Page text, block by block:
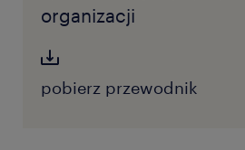
organizacji
pobierz przewodnik